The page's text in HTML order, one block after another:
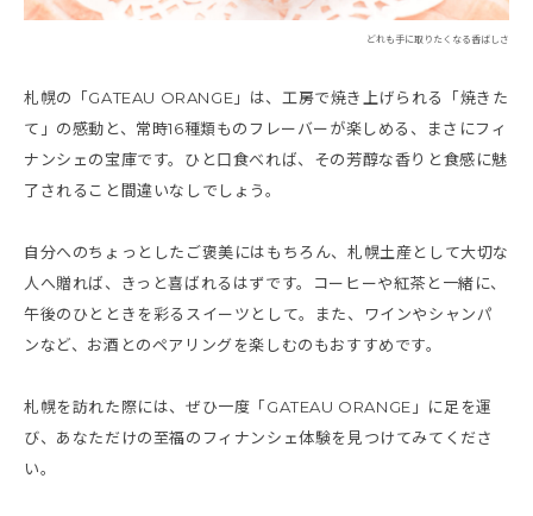
どれも手に取りたくなる香ばしさ
札幌の「GATEAU ORANGE」は、工房で焼き上げられる「焼きた
て」の感動と、常時16種類ものフレーバーが楽しめる、まさにフィ
ナンシェの宝庫です。ひと口食べれば、その芳醇な香りと食感に魅
了されること間違いなしでしょう。
自分へのちょっとしたご褒美にはもちろん、札幌土産として大切な
人へ贈れば、きっと喜ばれるはずです。コーヒーや紅茶と一緒に、
午後のひとときを彩るスイーツとして。また、ワインやシャンパ
ンなど、お酒とのペアリングを楽しむのもおすすめです。
札幌を訪れた際には、ぜひ一度「GATEAU ORANGE」に足を運
び、あなただけの至福のフィナンシェ体験を見つけてみてくださ
い。